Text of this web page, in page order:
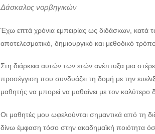
Δάσκαλος νορβηγικών
Έχω επτά χρόνια εμπειρίας ως διδάσκων, κατά
αποτελεσματικό, δημιουργικό και μεθοδικό
Στη διάρκεια αυτών των ετών ανέπτυξα μια
προσέγγιση που συνδυάζει τη δομή με την
μαθητής να μπορεί να μαθαίνει με τον καλύτερο
Οι μαθητές μου ωφελούνται σημαντικά από τη
δίνω έμφαση τόσο στην ακαδημαϊκή ποιότητα